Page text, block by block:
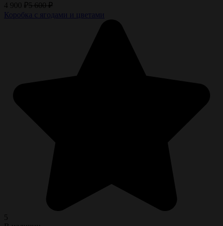
4 900 ₽5 600 ₽
Коробка с ягодами и цветами
5